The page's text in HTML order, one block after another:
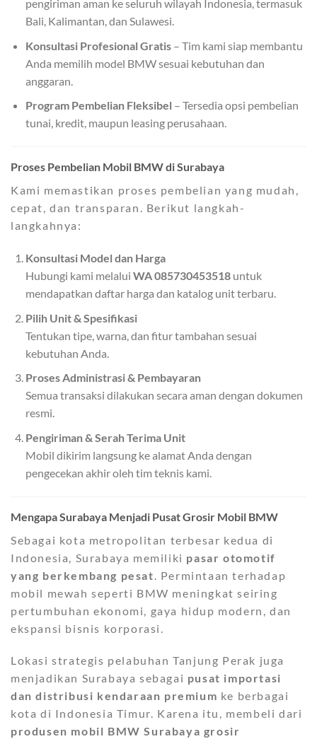
pengiriman aman ke seluruh wilayah Indonesia, termasuk
Bali, Kalimantan, dan Sulawesi.
Konsultasi Profesional Gratis– Tim kami siap membantu
Anda memilih model BMW sesuai kebutuhan dan
anggaran.
Program Pembelian Fleksibel – Tersedia opsi pembelian
tunai, kredit, maupun leasing perusahaan.
Proses Pembelian Mobil BMW di Surabaya
Kami memastikan proses pembelian yang mudah,
cepat, dan transparan. Berikut langkah-
langkahnya:
Konsultasi Model dan Harga
Hubungi kami melalui WA 085730453518untuk
mendapatkan daftar harga dan katalog unit terbaru.
Pilih Unit & Spesifikasi
Tentukan tipe, warna, dan fitur tambahan sesuai
kebutuhan Anda.
Proses Administrasi & Pembayaran
Semua transaksi dilakukan secara aman dengan dokumen
resmi.
Pengiriman & Serah Terima Unit
Mobil dikirim langsung ke alamat Anda dengan
pengecekan akhir oleh tim teknis kami.
Mengapa Surabaya Menjadi Pusat Grosir Mobil BMW
Sebagai kota metropolitan terbesar kedua di
Indonesia, Surabaya memiliki pasar otomotif
yang berkembang pesat . Permintaan terhadap
mobil mewah seperti BMW meningkat seiring
pertumbuhan ekonomi, gaya hidup modern, dan
ekspansi bisnis korporasi.
Lokasi strategis pelabuhan Tanjung Perak juga
menjadikan Surabaya sebagai pusat importasi
dan distribusi kendaraan premium ke berbagai
kota di Indonesia Timur. Karena itu, membeli dari
produsen mobil BMW Surabaya grosir